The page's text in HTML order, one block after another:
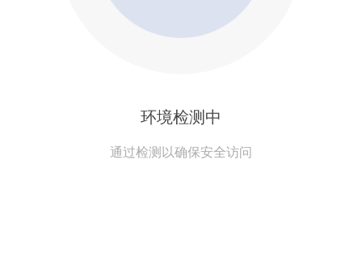
环境检测中
通过检测以确保安全访问